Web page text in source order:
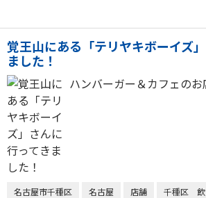
覚王山にある「テリヤキボーイズ
ました！
ハンバーガー＆カフェの
名古屋市千種区 名古屋 店舗 千種区 飲